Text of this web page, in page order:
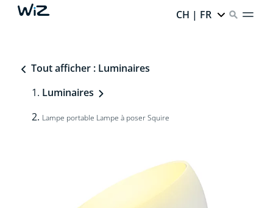
CH | FR
Tout afficher : Luminaires
Luminaires
Lampe portable Lampe à poser Squire